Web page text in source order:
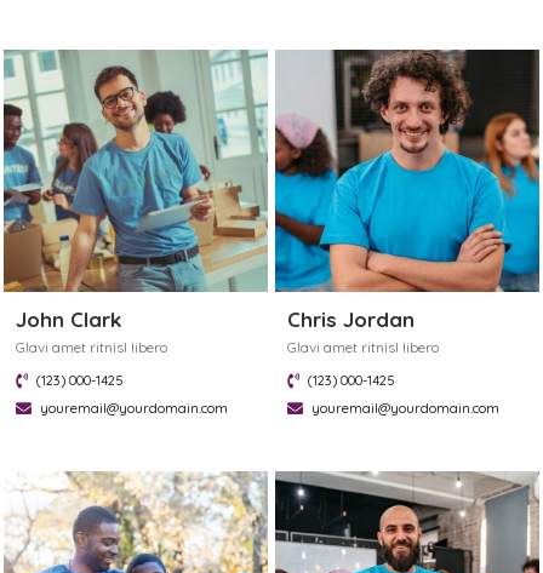
John Clark
Glavi amet ritnisl libero
(123) 000-1425
youremail@yourdomain.com
Chris Jordan
Glavi amet ritnisl libero
(123) 000-1425
youremail@yourdomain.com